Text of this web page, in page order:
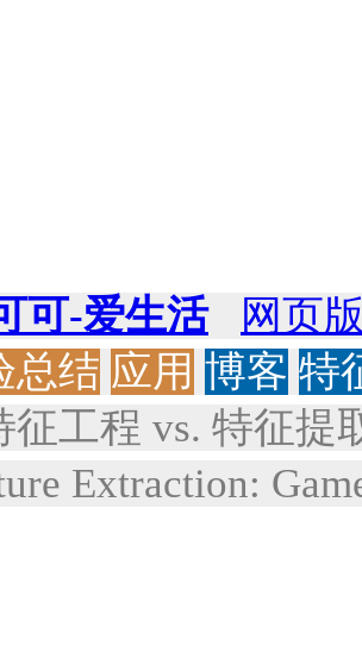
可-爱生活
网页
总结 应用 博客 特
征工程 vs. 特征提
Extraction: